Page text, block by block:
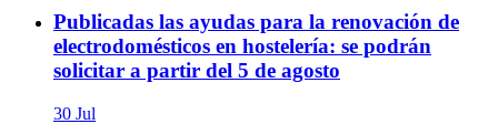
Publicadas las ayudas para la renovación de
electrodomésticos en hostelería: se podrán
solicitar a partir del 5 de agosto
30 Jul